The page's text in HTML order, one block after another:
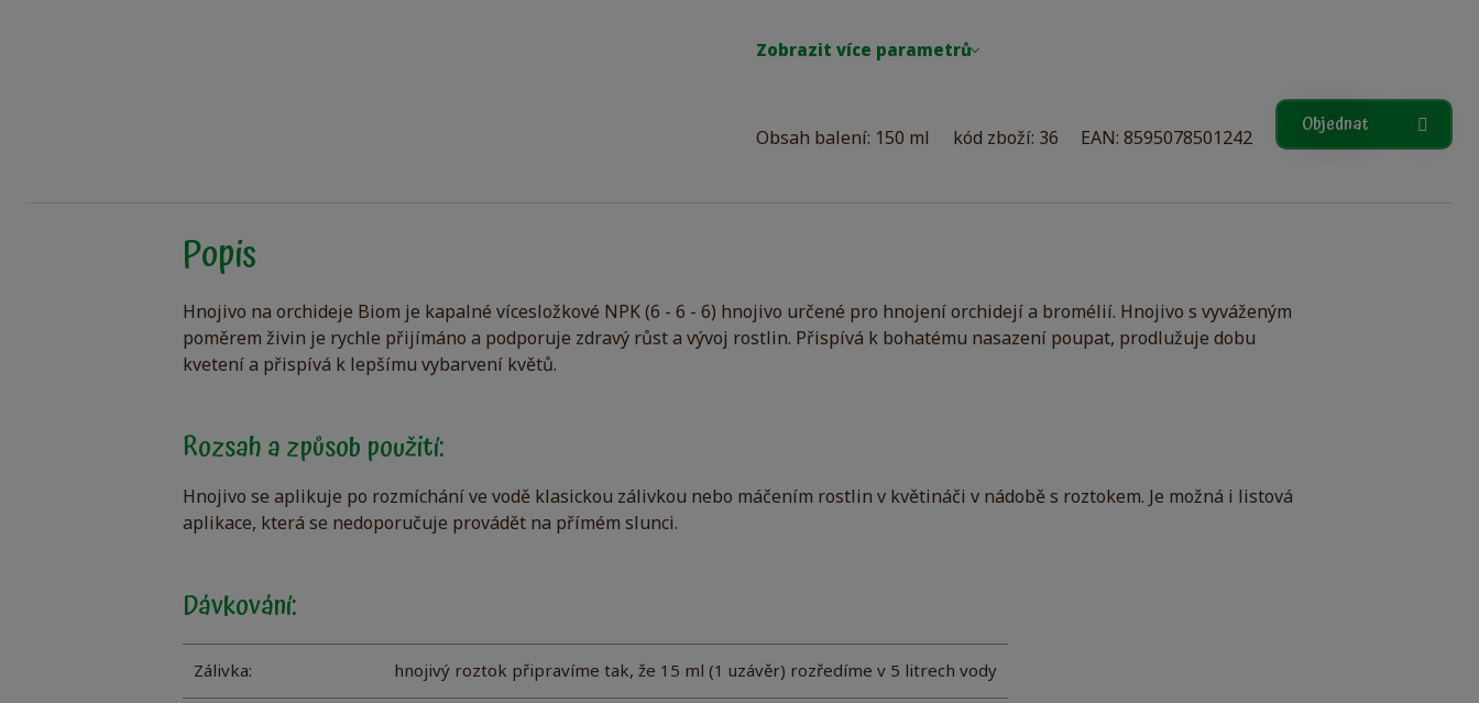
Zobrazit více parametrů
Obsah balení: 150 ml kód zboží: 36 EAN: 8595078501242
Objednat
Popis
Hnojivo na orchideje Biom je kapalné vícesložkové NPK (6 - 6 - 6) hnojivo určené pro hnojení orchidejí a bromélií. Hnojivo s vyváženým
poměrem živin je rychle přijímáno a podporuje zdravý růst a vývoj rostlin. Přispívá k bohatému nasazení poupat, prodlužuje dobu
kvetení a přispívá k lepšímu vybarvení květů.
Rozsah a způsob použití:
Hnojivo se aplikuje po rozmíchání ve vodě klasickou zálivkou nebo máčením rostlin v květináči v nádobě s roztokem. Je možná i listová
aplikace, která se nedoporučuje provádět na přímém slunci.
Dávkování:
Zálivka: hnojivý roztok připravíme tak, že 15 ml (1 uzávěr) rozředíme v 5 litrech vody